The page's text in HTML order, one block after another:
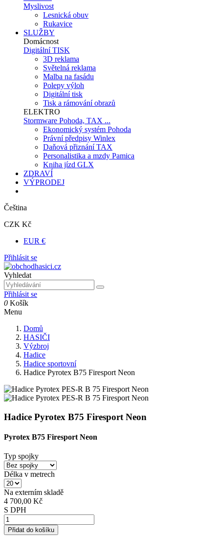
Myslivost
Lesnická obuv
Rukavice
SLUŽBY
Domácnost
Digitální TISK
3D reklama
Světelná reklama
Malba na fasádu
Polepy výloh
Digitální tisk
Tisk a rámování obrazů
ELEKTRO
Stormware Pohoda, TAX ...
Ekonomický systém Pohoda
Právní předpisy Winlex
Daňová přiznání TAX
Personalistika a mzdy Pamica
Kniha jízd GLX
ZDRAVÍ
VÝPRODEJ
Čeština
CZK Kč
EUR €
Přihlásit se
Vyhledat
Přihlásit se
0 Košík
Menu
Domů
HASIČI
Výzbroj
Hadice
Hadice sportovní
Hadice Pyrotex B75 Firesport Neon
Hadice Pyrotex B75 Firesport Neon
Pyrotex B75 Firesport Neon
Typ spojky
Délka v metrech
Na externím skladě
4 700,00 Kč
S DPH
Přidat do košíku